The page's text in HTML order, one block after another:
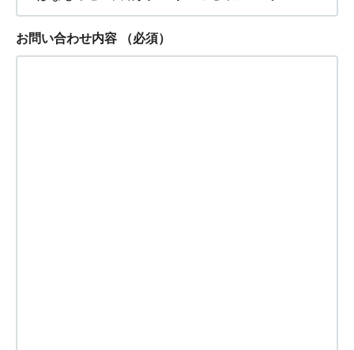
お問い合わせ内容 （必須）